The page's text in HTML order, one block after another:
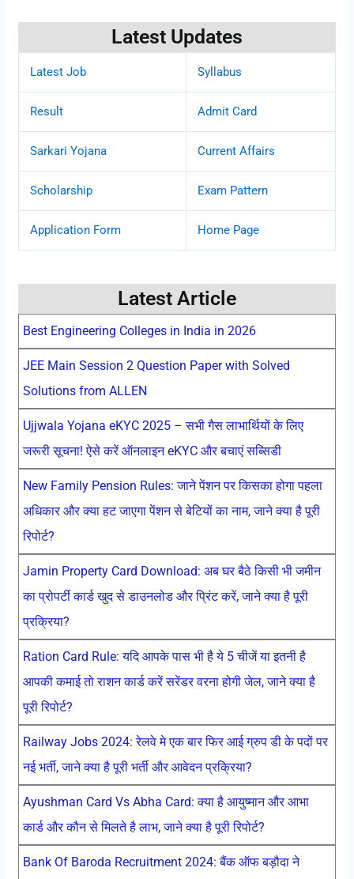
Latest Updates
Latest Job Syllabus
Result Admit Card
Sarkari Yojana Current Affairs
Scholarship Exam Pattern
Application Form Home Page
Latest Article
Best Engineering Colleges in India in 2026
JEE Main Session 2 Question Paper with Solved
Solutions from ALLEN
Ujjwala Yojana eKYC 2025 – सभी गैस लाभार्थियों के लिए
जरूरी सूचना! ऐसे करें ऑनलाइन eKYC और बचाएं सब्सिडी
New Family Pension Rules: जाने पेंशन पर किसका होगा पहला
अधिकार और क्या हट जाएगा पेंशन से बेटियों का नाम, जाने क्या है पूरी
रिपोर्ट?
Jamin Property Card Download: अब घर बैठे किसी भी जमीन
का प्रोपर्टी कार्ड खुद से डाउनलोड और प्रिंट करें, जाने क्या है पूरी
प्रक्रिया?
Ration Card Rule: यदि आपके पास भी है ये 5 चीजें या इतनी है
आपकी कमाई तो राशन कार्ड करें सरेंडर वरना होगी जेल, जाने क्या है
पूरी रिपोर्ट?
Railway Jobs 2024: रेलवे मे एक बार फिर आई ग्रुप डी के पदों पर
नई भर्ती, जाने क्या है पूरी भर्ती और आवेदन प्रक्रिया?
Ayushman Card Vs Abha Card: क्या है आयुष्मान और आभा
कार्ड और कौन से मिलते है लाभ, जाने क्या है पूरी रिपोर्ट?
Bank Of Baroda Recruitment 2024: बैंक ऑफ बड़ौदा ने